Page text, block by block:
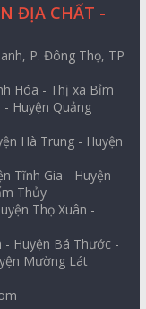
ĐỊA CHẤT -
P. Đông Thọ, TP
Hóa - Thị xã Bỉm
Huyện Quảng
Hà Trung - Huyện
Tĩnh Gia - Huyện
Thủy
Thọ Xuân -
- Huyện Bá Thước -
Mường Lát